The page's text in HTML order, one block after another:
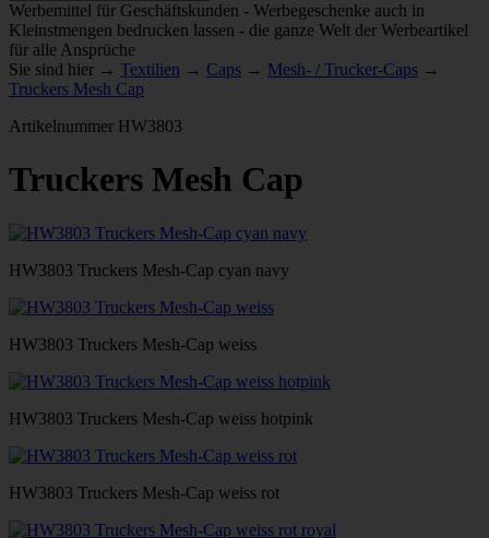
Werbemittel für Geschäftskunden - Werbegeschenke auch in
Kleinstmengen bedrucken lassen - die ganze Welt der Werbeartikel
für alle Ansprüche
Sie sind hier → Textilien → Caps → Mesh- / Trucker-Caps →
Truckers Mesh Cap
Artikelnummer HW3803
Truckers Mesh Cap
HW3803 Truckers Mesh-Cap cyan navy
HW3803 Truckers Mesh-Cap weiss
HW3803 Truckers Mesh-Cap weiss hotpink
HW3803 Truckers Mesh-Cap weiss rot